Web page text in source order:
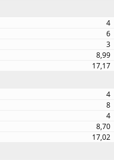
4
6
3
8,99
17,17
4
8
4
8,70
17,02